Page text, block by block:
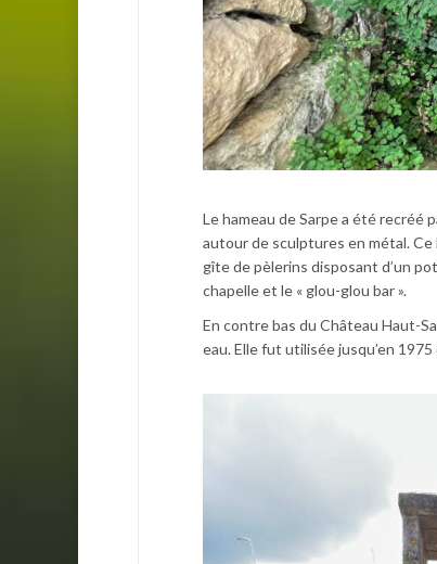
Le hameau de Sarpe a été recréé
autour de sculptures en métal. Ce
gîte de pèlerins disposant d’un
chapelle et le « glou-glou bar ».
En contre bas du Château Haut-
eau. Elle fut utilisée jusqu’en